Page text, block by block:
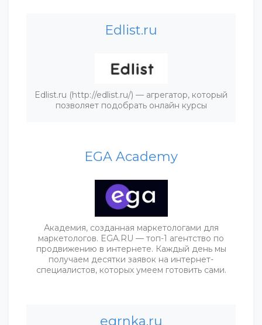
Edlist.ru
Edlist.ru (http://edlist.ru/) — агрегатор, который
позволяет подобрать онлайн курсы
EGA Academy
Академия, созданная маркетологами для
маркетологов. EGA.RU — топ-1 агентство по
продвижению в интернете. Каждый день мы
получаем десятки заявок на интернет-
специалистов, которых умеем готовить сами.
egrnka.ru